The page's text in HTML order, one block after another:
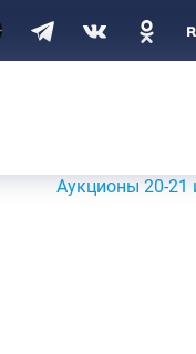
Аукционы 20-21 июля